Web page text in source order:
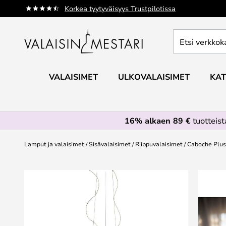
Korkea tyytyväisyys Trustpilotissa
Skip
to
verkkokaupan
VALAISIMET ULKOVALAISIMET
16% alkaen 89 €
Lamput ja valaisimet Sisävalaisimet Riippuvalaisimet Caboche